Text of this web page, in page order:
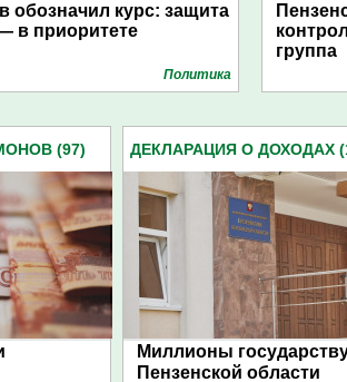
обозначил курс: защита
в приоритете
Политика
группа
(97) ДЕКЛАРАЦИЯ О ДОХОДАХ
Миллионы
Пензенской области